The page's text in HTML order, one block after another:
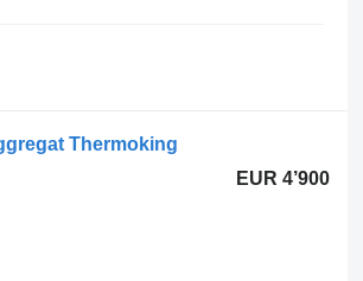
Thermoking
EUR 4’900